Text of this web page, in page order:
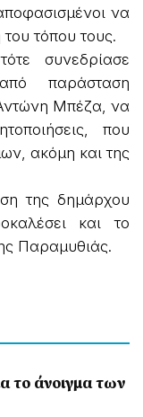
να
τόπου τους.
συνεδρίασε
παράσταση
Μπέζα, να
που
ακόμη και της
της δημάρχου
και το
Παραμυθιάς.
το άνοιγμα των